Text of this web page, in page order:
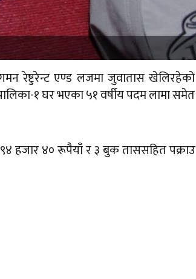
रेष्टुरेन्ट एण्ड लजमा जुवातास खेलिरहेको
१ घर भएका ५१ वर्षीय पदम लामा समेत
हजार ४० रूपैयाँ र ३ बुक ताससहित पक्राउ